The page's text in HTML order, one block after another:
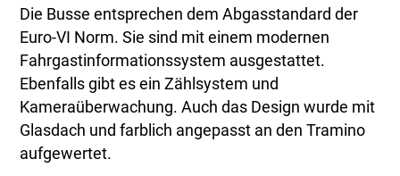
Die Busse entsprechen dem Abgasstandard der
Euro-VI Norm. Sie sind mit einem modernen
Fahrgastinformationssystem ausgestattet.
Ebenfalls gibt es ein Zählsystem und
Kameraüberwachung. Auch das Design wurde mit
Glasdach und farblich angepasst an den Tramino
aufgewertet.